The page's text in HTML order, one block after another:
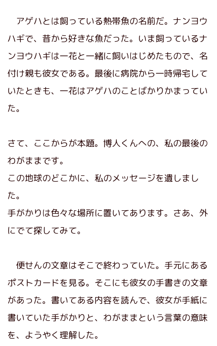
アゲハとは飼っている熱帯魚の名前だ。ナンヨウ
ハギで、昔から好きな魚だった。いま飼っているナ
ンヨウハギは一花と一緒に飼いはじめたもので、名
付け親も彼女である。最後に病院から一時帰宅して
いたときも、一花はアゲハのことばかりかまってい
た。
さて、ここからが本題。博人くんへの、私の最後の
わがままです。
この地球のどこかに、私のメッセージを遺しまし
た。
手がかりは色々な場所に置いてあります。さあ、外
にでて探してみて。
便せんの文章はそこで終わっていた。手元にある
ポストカードを見る。そこにも彼女の手書きの文章
があった。書いてある内容を読んで、彼女が手紙に
書いていた手がかりと、わがままという言葉の意味
を、ようやく理解した。